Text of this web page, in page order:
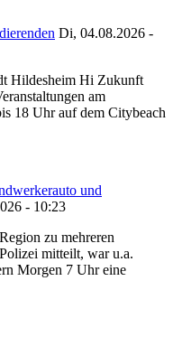
Di, 04.08.2026 -
Hildesheim Hi Zukunft
am
18 Uhr auf dem Citybeach
und
- 10:23
zu mehreren
mitteilt, war u.a.
Morgen 7 Uhr eine